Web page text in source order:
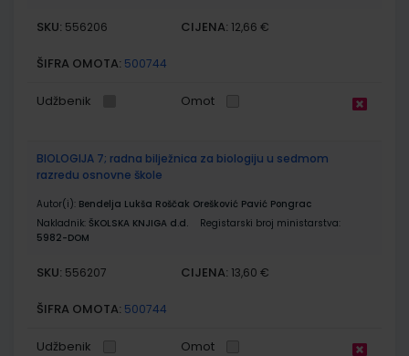
SKU: 556206 CIJENA: 12,66 €
ŠIFRA OMOTA: 500744
Udžbenik Omot
BIOLOGIJA 7; radna bilježnica za biologiju u sedmom
razredu osnovne škole
Autor(i): Bendelja Lukša Roščak Orešković Pavić Pongrac
Nakladnik: ŠKOLSKA KNJIGA d.d.
Registarski broj ministarstva:
5982-DOM
SKU: 556207 CIJENA: 13,60 €
ŠIFRA OMOTA: 500744
Udžbenik Omot